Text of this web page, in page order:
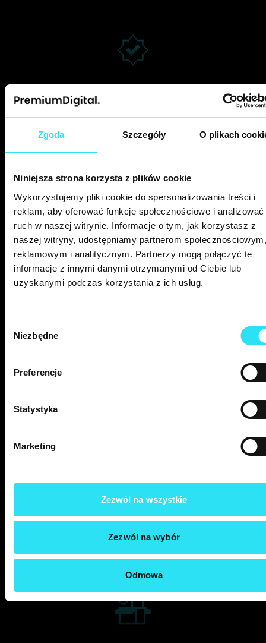
Zgoda Szczegóły O plikach
Niniejsza strona korzysta z plików cookie
Wykorzystujemy pliki cookie do spersonalizowania treści i
reklam, aby oferować funkcje społecznościowe i analizować
ruch w naszej witrynie. Informacje o tym, jak korzystasz z
naszej witryny, udostępniamy partnerom społecznościowym,
reklamowym i analitycznym. Partnerzy mogą połączyć te
informacje z innymi danymi otrzymanymi od Ciebie lub
uzyskanymi podczas korzystania z ich usług.
zgody
Niezbędne
Preferencje
Statystyka
Marketing
Zezwól na wszystkie
Zezwól na wybór
Odmowa
SEO skupione na skalowaniu
Twoich zysków
jest to konieczne, wprowadzamy zmiany, aby działania
SEO bezpośrednio wspierały wzrost Twojej sprzedaży.
że na każdym etapie komunikacji będziesz rozmawiać
klienta. Cały proces pozycjonowania – od opracowania
strategii po regularne działania – jest realizowany